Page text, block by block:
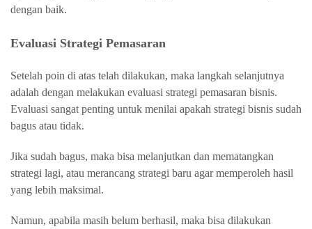
dengan baik.
Evaluasi Strategi Pemasaran
Setelah poin di atas telah dilakukan, maka langkah selanjutnya
adalah dengan melakukan evaluasi strategi pemasaran bisnis.
Evaluasi sangat penting untuk menilai apakah strategi bisnis sudah
bagus atau tidak.
Jika sudah bagus, maka bisa melanjutkan dan mematangkan
strategi lagi, atau merancang strategi baru agar memperoleh hasil
yang lebih maksimal.
Namun, apabila masih belum berhasil, maka bisa dilakukan